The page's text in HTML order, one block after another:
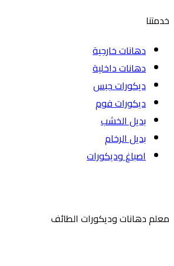
خدمتنا
دهانات خارجية
دهانات داخلية
ديكورات جبس
ديكورات فوم
بديل الخشب
بديل الرخام
اصباغ وديكورات
معلم دهانات وديكورات الطائف